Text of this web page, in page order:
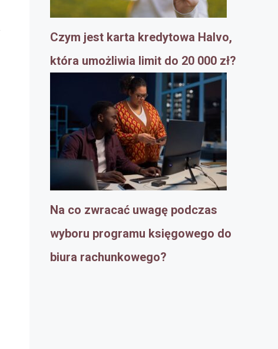
Czym jest karta kredytowa Halvo,
która umożliwia limit do 20 000 zł?
Na co zwracać uwagę podczas
wyboru programu księgowego do
biura rachunkowego?